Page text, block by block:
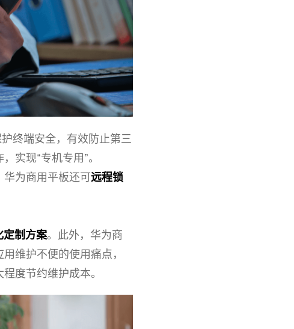
终端安全，有效防止第三
实现“专机专用”。
为商用平板还可远程锁
定制方案。此外，华为商
维护不便的使用痛点，
度节约维护成本。